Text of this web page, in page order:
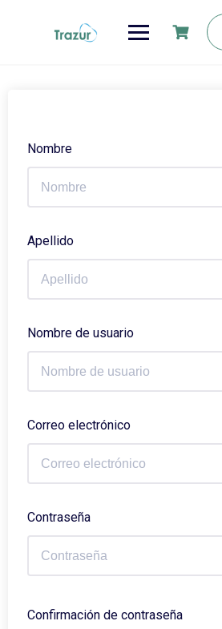
Nombre
Apellido
Nombre de usuario
Correo electrónico
Contraseña
Confirmación de contraseña